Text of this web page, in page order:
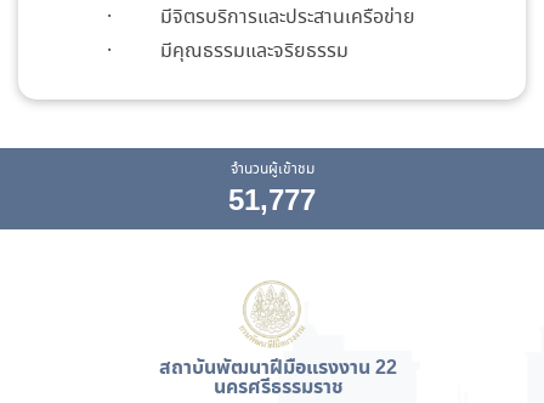
· มีจิตรบริการและประสานเครือข่าย
· มีคุณธรรมและจริยธรรม
จำนวนผู้เข้าชม
51,777
สถาบันพัฒนาฝีมือแรงงาน 22
นครศรีธรรมราช